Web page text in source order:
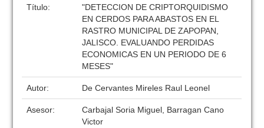
Título:
"DETECCION DE CRIPTORQUIDISMO
EN CERDOS PARA ABASTOS EN EL
RASTRO MUNICIPAL DE ZAPOPAN,
JALISCO. EVALUANDO PERDIDAS
ECONOMICAS EN UN PERIODO DE 6
MESES"
Autor: De Cervantes Mireles Raul Leonel
Asesor:
Carbajal Soria Miguel, Barragan Cano
Victor